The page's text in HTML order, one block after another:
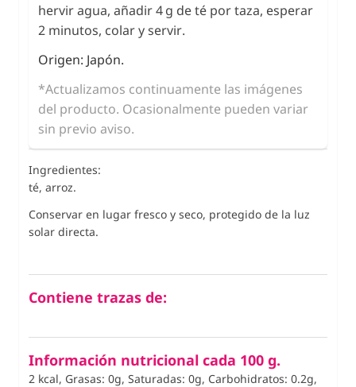
hervir agua, añadir 4 g de té por taza, esperar
2 minutos, colar y servir.
Origen: Japón.
*Actualizamos continuamente las imágenes
del producto. Ocasionalmente pueden variar
sin previo aviso.
Ingredientes:
té, arroz.
Conservar en lugar fresco y seco, protegido de la luz
solar directa.
Contiene trazas de:
Información nutricional cada 100 g.
2 kcal, Grasas: 0g, Saturadas: 0g, Carbohidratos: 0.2g,